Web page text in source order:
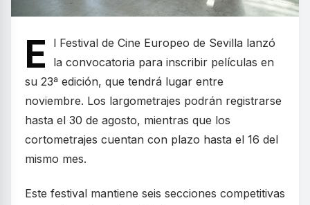
E
l Festival de Cine Europeo de Sevilla lanzó
la convocatoria para inscribir películas en
su 23ª edición, que tendrá lugar entre
noviembre. Los largometrajes podrán registrarse
hasta el 30 de agosto, mientras que los
cortometrajes cuentan con plazo hasta el 16 del
mismo mes.
Este festival mantiene seis secciones competitivas